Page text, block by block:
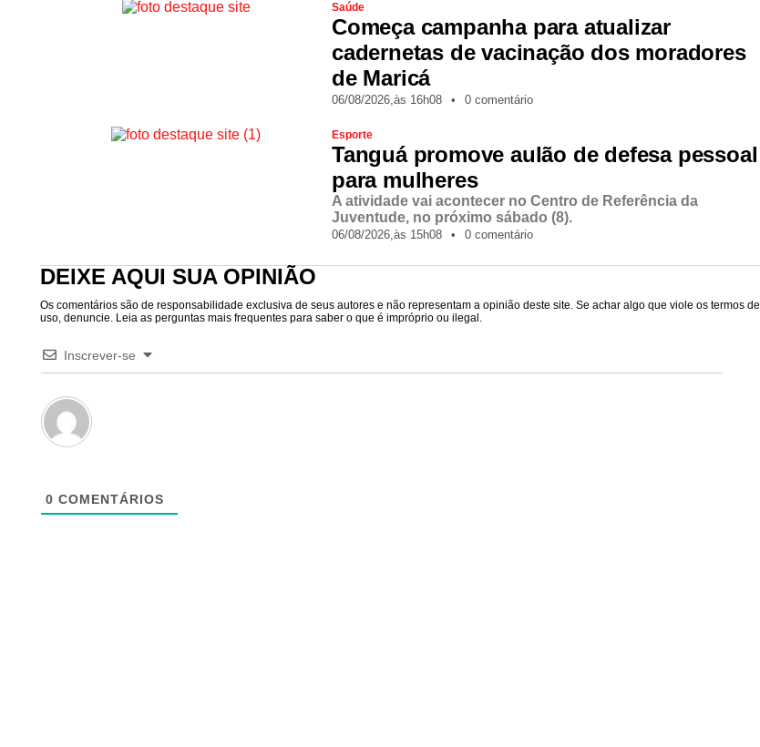
Saúde
Começa campanha para atualizar
cadernetas de vacinação dos moradores
de Maricá
06/08/2026,às 16h08 • 0 comentário
Esporte
Tanguá promove aulão de defesa pessoal
para mulheres
A atividade vai acontecer no Centro de Referência da
Juventude, no próximo sábado (8).
06/08/2026,às 15h08 • 0 comentário
DEIXE AQUI SUA OPINIÃO
Os comentários são de responsabilidade exclusiva de seus autores e não representam a opinião deste site. Se achar algo que viole os termos de
uso, denuncie. Leia as perguntas mais frequentes para saber o que é impróprio ou ilegal.
Inscrever-se
0 COMENTÁRIOS